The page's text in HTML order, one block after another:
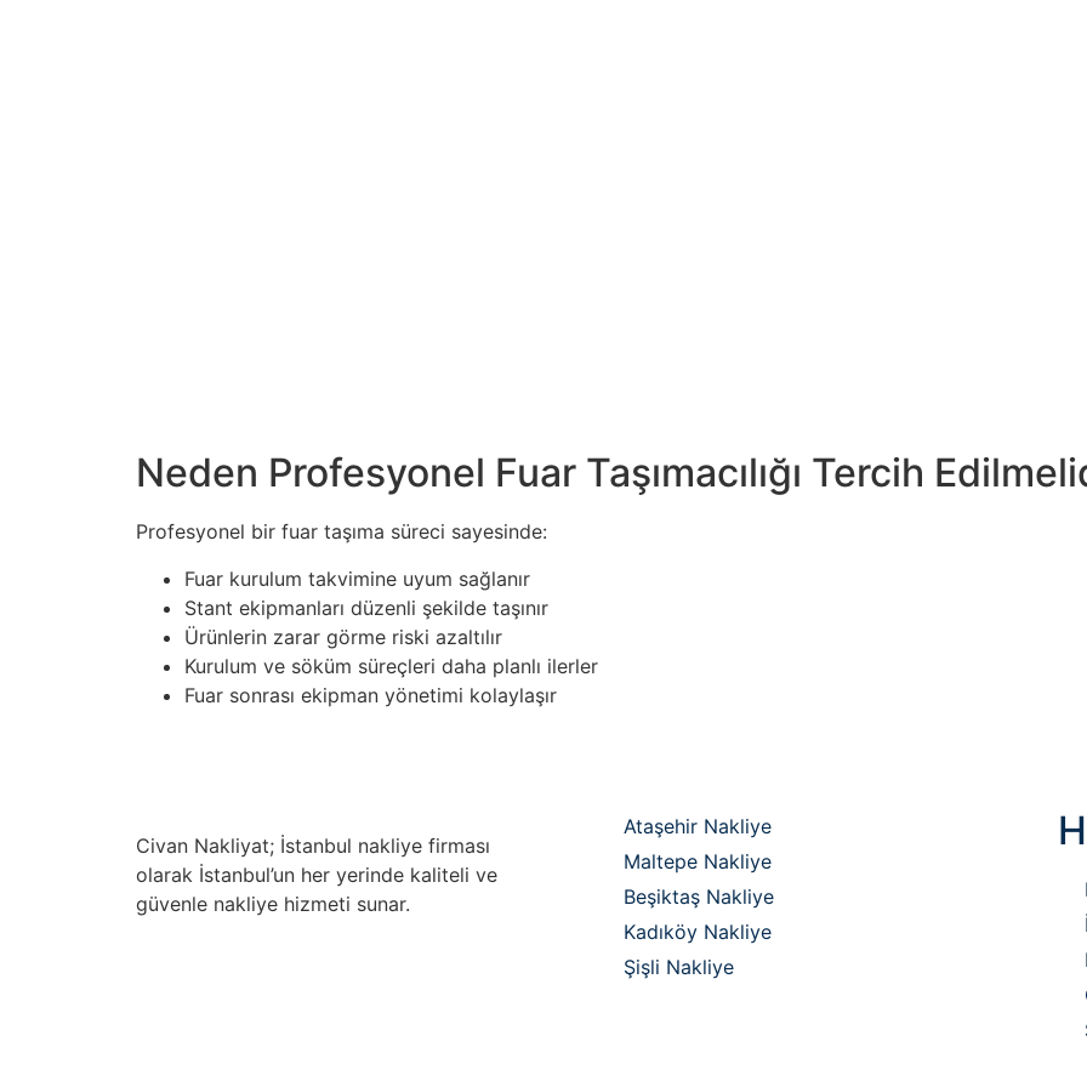
Neden Profesyonel Fuar Taşımacılığı Tercih
Profesyonel bir fuar taşıma süreci sayesinde:
Fuar kurulum takvimine uyum sağlanır
Stant ekipmanları düzenli şekilde taşınır
Ürünlerin zarar görme riski azaltılır
Kurulum ve söküm süreçleri daha planlı ilerler
Fuar sonrası ekipman yönetimi kolaylaşır
Civan Nakliyat; İstanbul nakliye firması
olarak İstanbul’un her yerinde kaliteli ve
güvenle nakliye hizmeti sunar.
Ataşehir Nakliye
Maltepe Nakliye
Beşiktaş Nakliye
Kadıköy Nakliye
Şişli Nakliye